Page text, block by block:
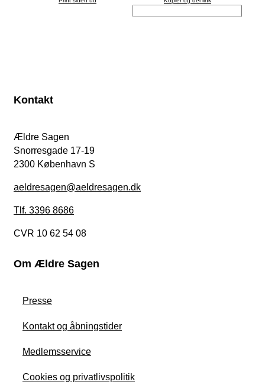
Kontakt
Ældre Sagen
Snorresgade 17-19
2300 København S
aeldresagen@aeldresagen.dk
Tlf. 3396 8686
CVR 10 62 54 08
Om Ældre Sagen
Presse
Kontakt og åbningstider
Medlemsservice
Cookies og privatlivspolitik